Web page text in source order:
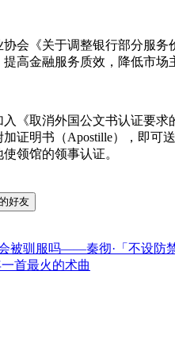
于调整银行部分服务价格
高金融服务质效，降低市场
消外国公文书认证要求的公
证明书（Apostille），即可
领馆的领事认证。
被驯服吗——秦彻·「不设防
首最火的术曲